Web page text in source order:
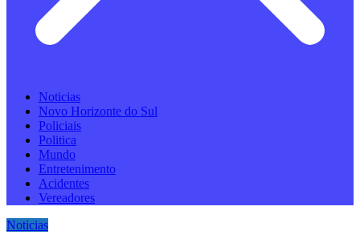
Noticias
Novo Horizonte do Sul
Policiais
Politica
Mundo
Entretenimento
Acidentes
Vereadores
Noticias